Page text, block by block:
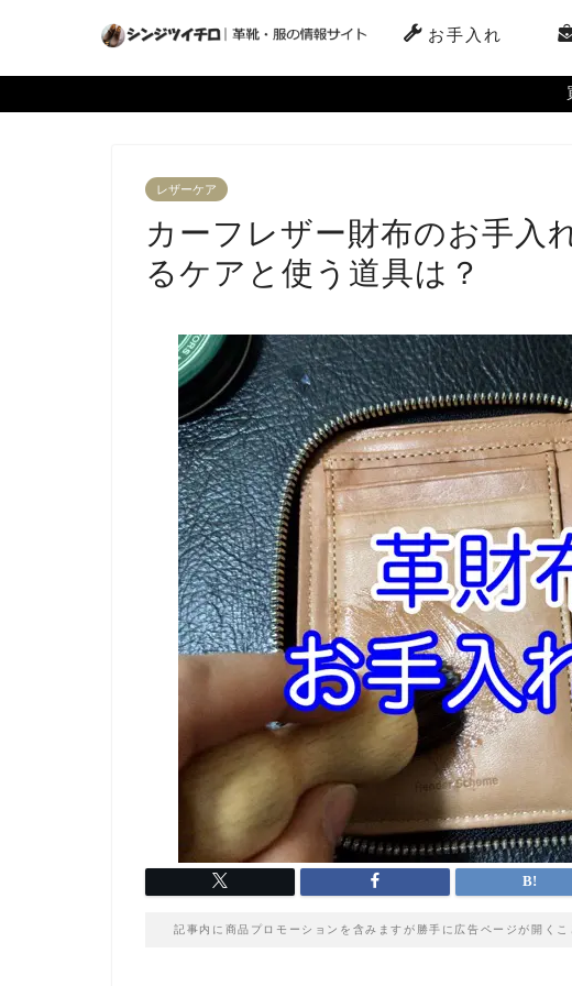
お手入れ
レザーケア
カーフレザー財布のお手入
るケアと使う道具は？
記事内に商品プロモーションを含みますが勝手に広告ページが開く